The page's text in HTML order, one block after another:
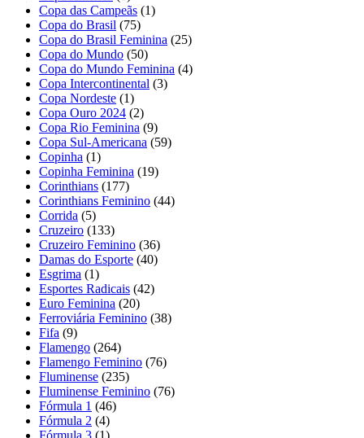
Copa das Campeãs (1)
Copa do Brasil (75)
Copa do Brasil Feminina (25)
Copa do Mundo (50)
Copa do Mundo Feminina (4)
Copa Intercontinental (3)
Copa Nordeste (1)
Copa Ouro 2024 (2)
Copa Rio Feminina (9)
Copa Sul-Americana (59)
Copinha (1)
Copinha Feminina (19)
Corinthians (177)
Corinthians Feminino (44)
Corrida (5)
Cruzeiro (133)
Cruzeiro Feminino (36)
Damas do Esporte (40)
Esgrima (1)
Esportes Radicais (42)
Euro Feminina (20)
Ferroviária Feminino (38)
Fifa (9)
Flamengo (264)
Flamengo Feminino (76)
Fluminense (235)
Fluminense Feminino (76)
Fórmula 1 (46)
Fórmula 2 (4)